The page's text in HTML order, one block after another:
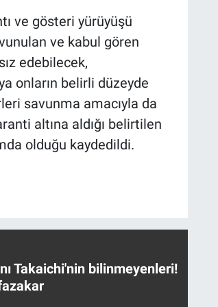
ve gösteri yürüyüşü
ve kabul gören
edebilecek,
onların belirli düzeyde
savunma amacıyla da
altına aldığı belirtilen
olduğu kaydedildi.
Takaichi'nin bilinmeyenleri!